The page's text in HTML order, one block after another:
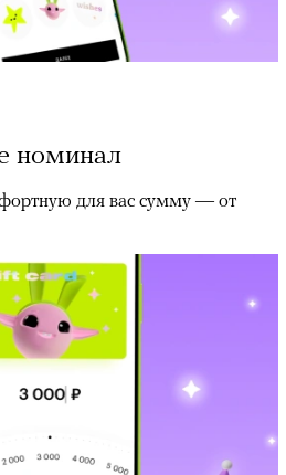
номинал
для вас сумму — от